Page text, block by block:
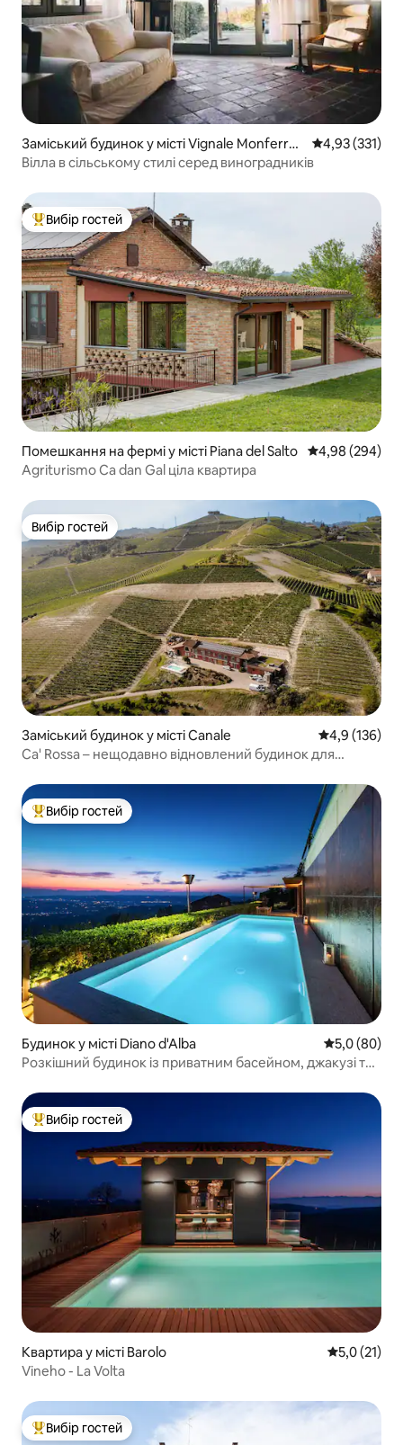
Заміський будинок у місті Vignale Monferrat
o (AL)
Середня
4,93 (331)
Вілла в сільському стилі серед виноградників
Топ вибір гостей
Вибір гостей
Помешкання на фермі у місті Piana del Salto Середня
4,98 (294)
Agriturismo Ca dan Gal ціла квартира
Вибір гостей
Вибір гостей
Заміський будинок у місті Canale Середня
4,9 (136)
Ca' Rossa – нещодавно відновлений будинок для
Топ вибір гостей
Вибір гостей
Будинок у місті Diano d'Alba Середня
5,0 (80)
Розкішний будинок із приватним басейном, джакузі та
Топ вибір гостей
Вибір гостей
Квартира у місті Barolo Середня
5,0 (21)
Vineho - La Volta
Топ вибір гостей
Вибір гостей